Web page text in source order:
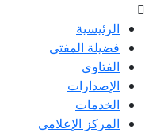
الرئيسية
فضيلة المفتى
الفتاوى
الإصدارات
الخدمات
المركز الإعلامى